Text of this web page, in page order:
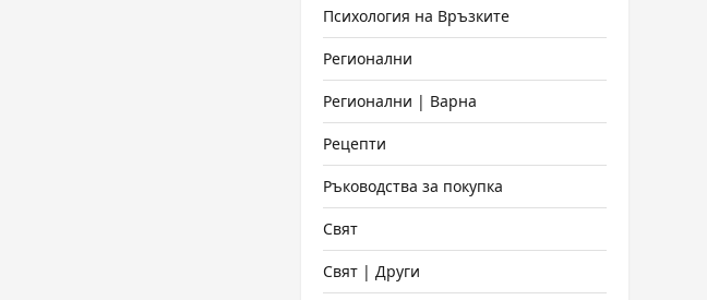
Психология на Връзките
Регионални
Регионални | Варна
Рецепти
Ръководства за покупка
Свят
Свят | Други